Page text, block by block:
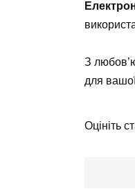
З
для
Оцініть